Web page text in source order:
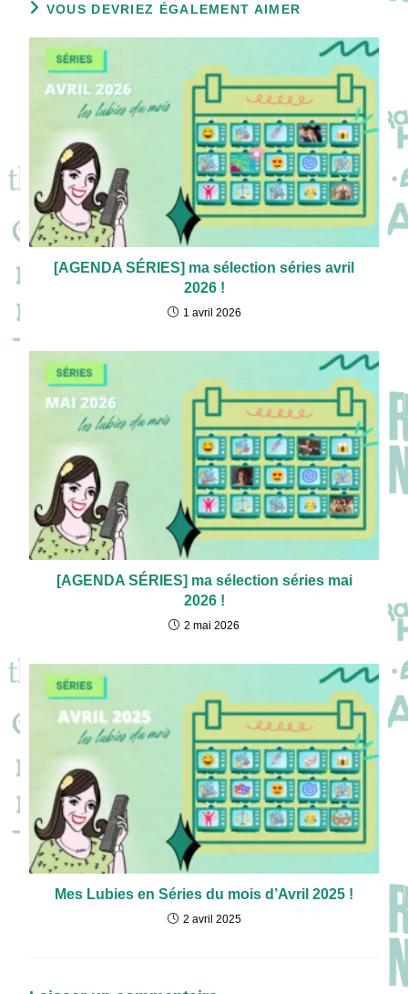
VOUS DEVRIEZ ÉGALEMENT AIMER
[AGENDA SÉRIES] ma sélection séries avril
2026 !
1 avril 2026
[AGENDA SÉRIES] ma sélection séries mai
2026 !
2 mai 2026
Mes Lubies en Séries du mois d’Avril 2025 !
2 avril 2025